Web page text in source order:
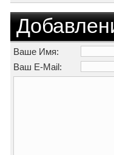
Ваше Имя:
Ваш E-Mail: